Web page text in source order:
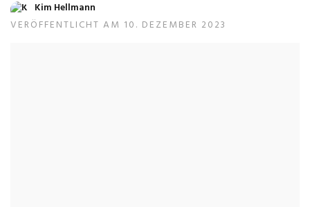
Kim Hellmann
VERÖFFENTLICHT AM 10. DEZEMBER 2023